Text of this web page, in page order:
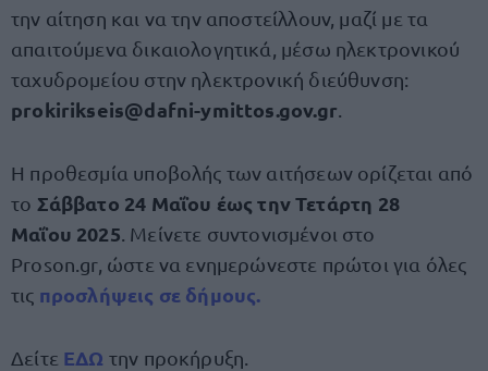
την αίτηση και να την αποστείλλουν, μαζί με τα
απαιτούμενα δικαιολογητικά, μέσω ηλεκτρονικού
ταχυδρομείου στην ηλεκτρονική διεύθυνση:
prokirikseis@dafni-ymittos.gov.gr
Η προθεσμία υποβολής των αιτήσεων ορίζεται από
το Σάββατο 24 Μαΐου έως τηνΤετάρτη 28
Μαΐου 2025 . Μείνετε συντονισμένοι στο
Proson.gr, ώστε να ενημερώνεστε πρώτοι για όλες
τις προσλήψεις σε δήμους.
Δείτε ΕΔΩ την προκήρυξη.